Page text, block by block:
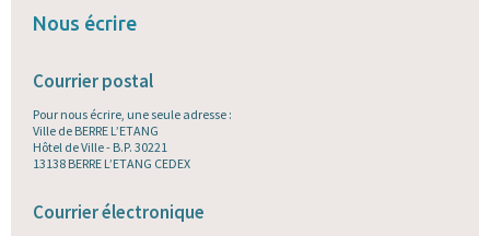
Nous écrire
Courrier postal
Pour nous écrire, une seule adresse :
Ville de BERRE L’ETANG
Hôtel de Ville - B.P. 30221
13138 BERRE L’ETANG CEDEX
Courrier électronique